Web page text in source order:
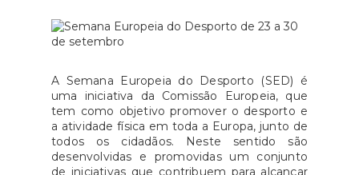
A Semana Europeia do Desporto (SED) é
uma iniciativa da Comissão Europeia, que
tem como objetivo promover o desporto e
a atividade física em toda a Europa, junto de
todos os cidadãos. Neste sentido são
desenvolvidas e promovidas um conjunto
de iniciativas que contribuem para alcançar